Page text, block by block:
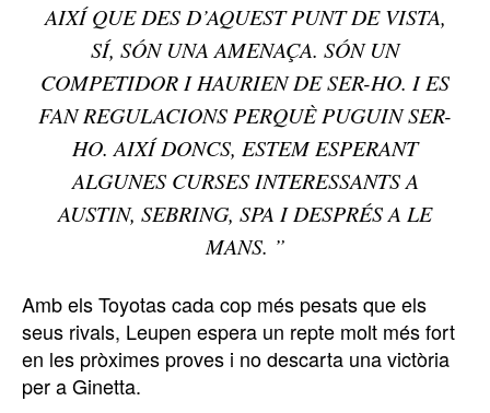
AIXÍ QUE DES D’AQUEST PUNT DE VISTA,
SÍ, SÓN UNA AMENAÇA. SÓN UN
COMPETIDOR I HAURIEN DE SER-HO. I ES
FAN REGULACIONS PERQUÈ PUGUIN SER-
HO. AIXÍ DONCS, ESTEM ESPERANT
ALGUNES CURSES INTERESSANTS A
AUSTIN, SEBRING, SPA I DESPRÉS A LE
MANS. ”
Amb els Toyotas cada cop més pesats que els
seus rivals, Leupen espera un repte molt més fort
en les pròximes proves i no descarta una victòria
per a Ginetta.